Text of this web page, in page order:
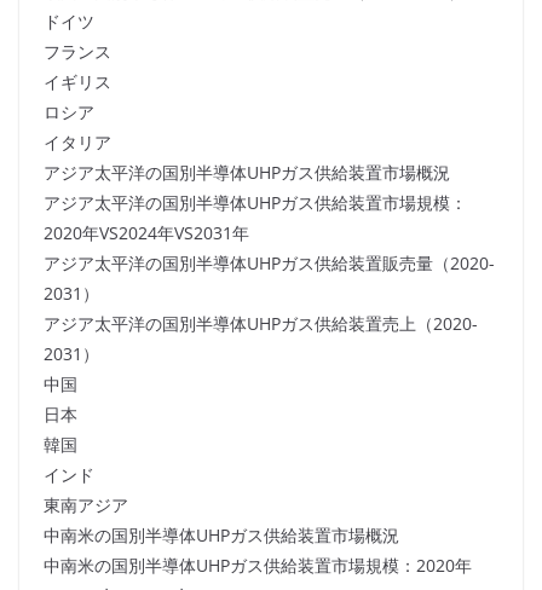
ドイツ
フランス
イギリス
ロシア
イタリア
アジア太平洋の国別半導体UHPガス供給装置市場概況
アジア太平洋の国別半導体UHPガス供給装置市場規模：
2020年VS2024年VS2031年
アジア太平洋の国別半導体UHPガス供給装置販売量（2020-
2031）
アジア太平洋の国別半導体UHPガス供給装置売上（2020-
2031）
中国
日本
韓国
インド
東南アジア
中南米の国別半導体UHPガス供給装置市場概況
中南米の国別半導体UHPガス供給装置市場規模：2020年